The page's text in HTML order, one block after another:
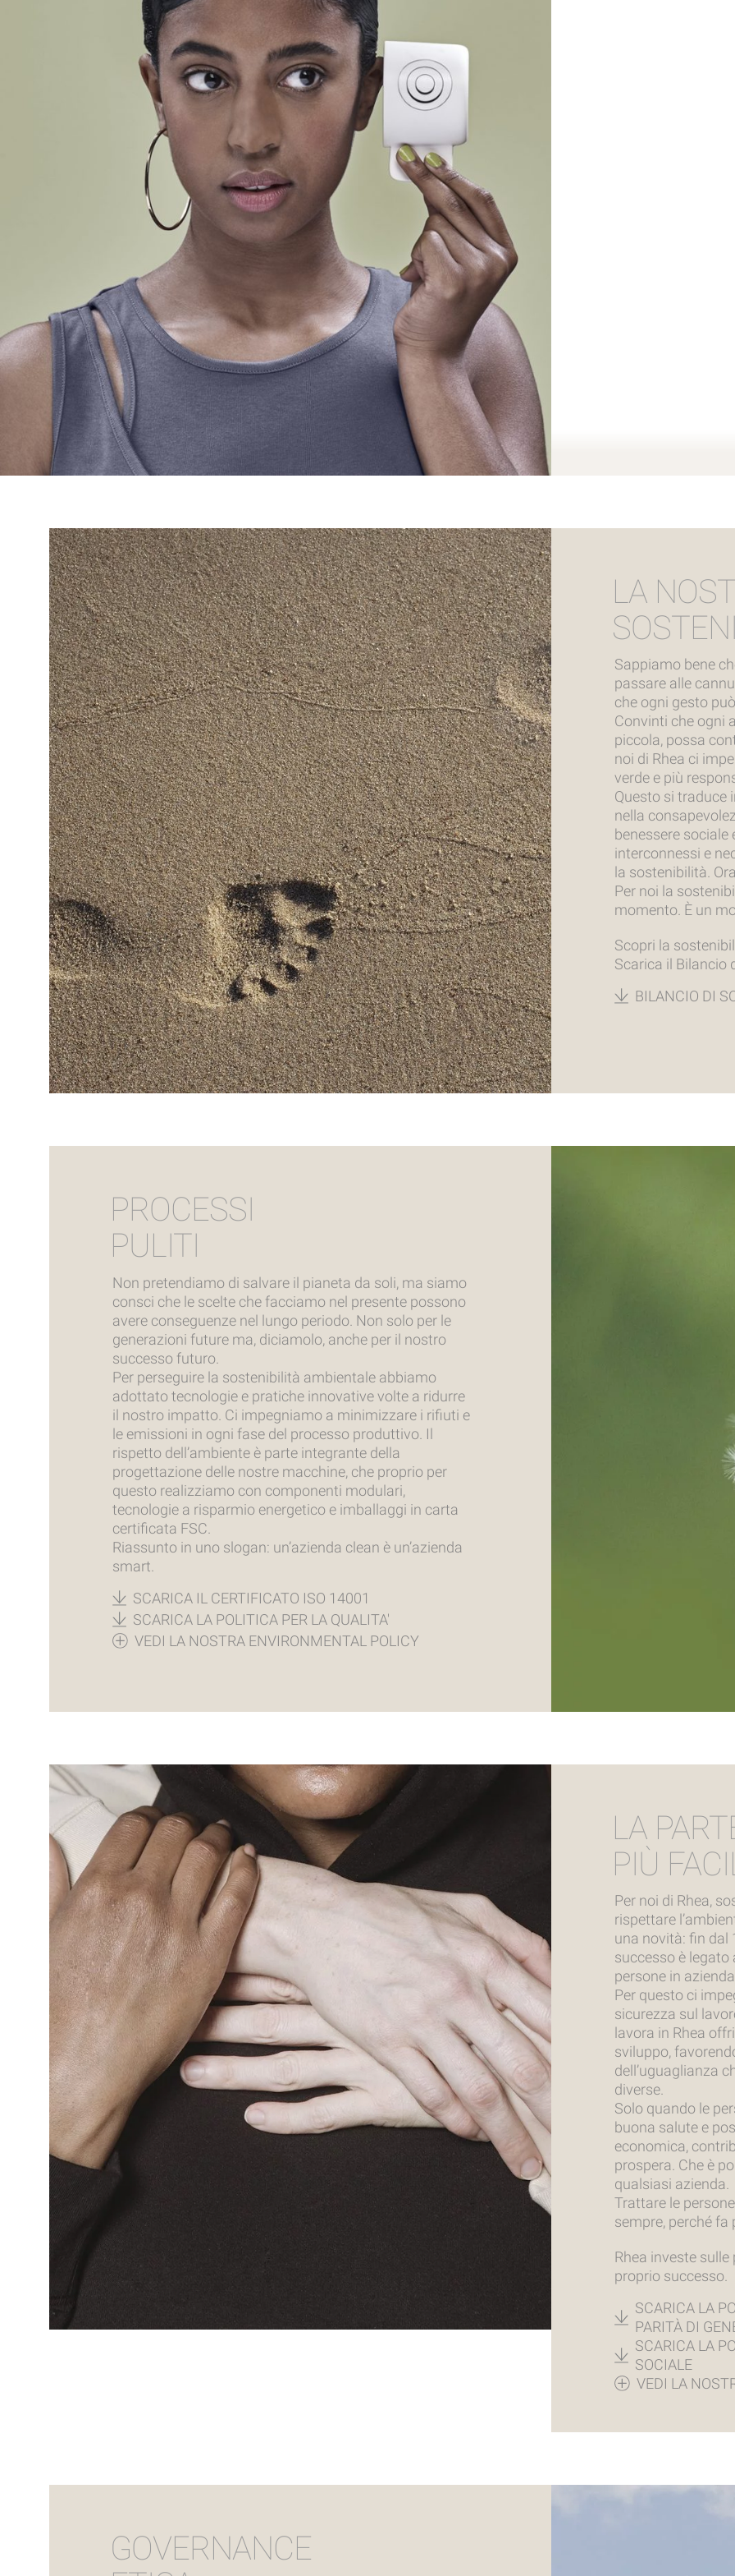
LA
Sappiamo bene
passare alle
che ogni gesto
Convinti che ogni
piccola, possa
noi di Rhea ci
verde e più
Questo si traduce
nella
benessere
interconnessi e
la sostenibilità.
Per noi la
momento. È un
Scopri la
Scarica il Bilancio
BILANCIO DI
PROCESSI
PULITI
Non pretendiamo di salvare il pianeta da soli, ma siamo
consci che le scelte che facciamo nel presente possono
avere conseguenze nel lungo periodo. Non solo per le
generazioni future ma, diciamolo, anche per il nostro
successo futuro.
Per perseguire la sostenibilità ambientale abbiamo
adottato tecnologie e pratiche innovative volte a ridurre
il nostro impatto. Ci impegniamo a minimizzare i rifiuti e
le emissioni in ogni fase del processo produttivo. Il
rispetto dell’ambiente è parte integrante della
progettazione delle nostre macchine, che proprio per
questo realizziamo con componenti modulari,
tecnologie a risparmio energetico e imballaggi in carta
certificata FSC.
Riassunto in uno slogan: un’azienda clean è un’azienda
smart.
SCARICA IL CERTIFICATO ISO 14001
SCARICA LA POLITICA PER LA QUALITA'
VEDI LA NOSTRA ENVIRONMENTAL POLICY
LA
PIÙ
Per noi di Rhea,
rispettare
una novità: fin dal
successo è legato
persone in
Per questo ci
sicurezza sul
lavora in Rhea
sviluppo,
dell’uguaglianza
diverse.
Solo quando le
buona salute e
economica,
prospera. Che è
qualsiasi azienda.
Trattare le
sempre, perché fa
Rhea investe
proprio successo.
SCARICA LA
PARITÀ DI
SCARICA LA
SOCIALE
VEDI LA
GOVERNANCE